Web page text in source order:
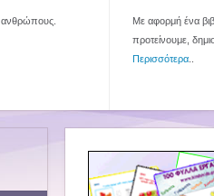
ανθρώπους.
Με αφορμή ένα
προτείνουμε,
Περισσότερα